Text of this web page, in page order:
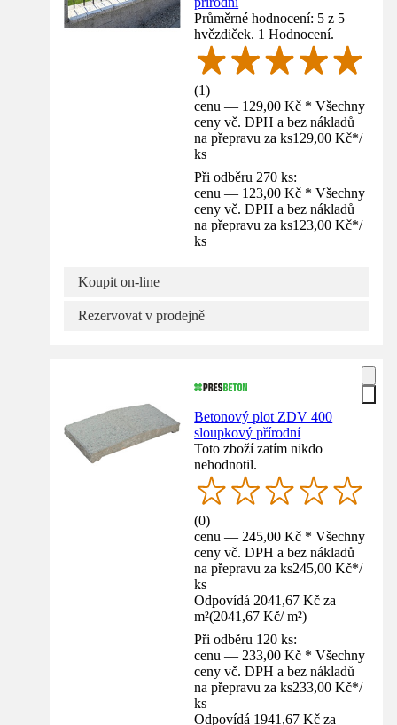
Průměrné hodnocení: 5 z 5
hvězdiček. 1 Hodnocení.
(1)
cenu — 129,00 Kč * Všechny
ceny vč. DPH a bez nákladů
na přepravu za ks129,00 Kč*/
ks
Při odběru 270 ks:
cenu — 123,00 Kč * Všechny
ceny vč. DPH a bez nákladů
na přepravu za ks123,00 Kč*/
ks
Koupit on-line
Rezervovat v prodejně
Betonový plot ZDV 400
sloupkový přírodní
Toto zboží zatím nikdo
nehodnotil.
(0)
cenu — 245,00 Kč * Všechny
ceny vč. DPH a bez nákladů
na přepravu za ks245,00 Kč*/
ks
Odpovídá 2041,67 Kč za
m²(2041,67 Kč/ m²)
Při odběru 120 ks:
cenu — 233,00 Kč * Všechny
ceny vč. DPH a bez nákladů
na přepravu za ks233,00 Kč*/
ks
Odpovídá 1941,67 Kč za